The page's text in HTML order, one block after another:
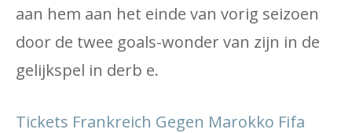
aan hem aan het einde van vorig seizoen
door de twee goals-wonder van zijn in de
gelijkspel in derb e.
Tickets Frankreich Gegen Marokko Fifa